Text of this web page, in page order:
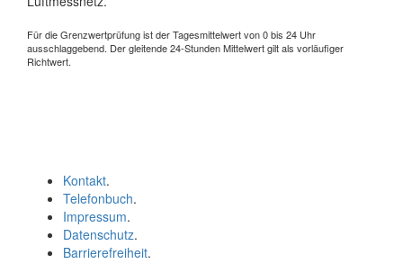
Für die Grenzwertprüfung ist der Tagesmittelwert von 0 bis 24 Uhr
ausschlaggebend. Der gleitende 24-Stunden Mittelwert gilt als vorläufiger
Richtwert.
Kontakt.
Telefonbuch.
Impressum.
Datenschutz.
Barrierefreiheit.